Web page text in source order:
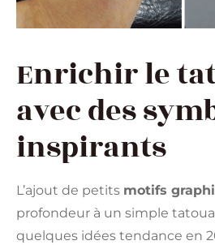
Enrichir le
avec des
inspirants
L’ajout de petits motifs
profondeur à un simple
quelques idées tendance en